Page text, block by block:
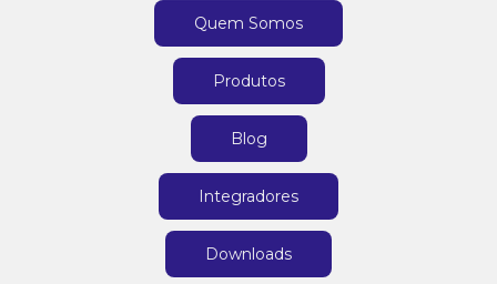
Quem Somos
Produtos
Blog
Integradores
Downloads